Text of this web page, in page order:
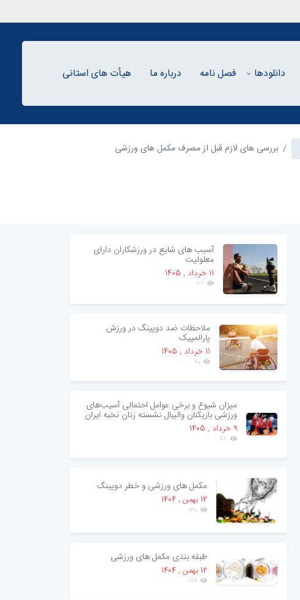
دانلودها فصل نامه درباره ما هیأت های استانی
بررسی های لازم قبل از مصرف مکمل های ورزشی
آسیب های شایع در ورزشکاران دارای
معلولیت
11 خرداد , 1405
66
ملاحظات ضد دوپینگ در ورزش
پارالمپیک
11 خرداد , 1405
80
میزان شیوع و برخی عوامل احتمالی آسیب‌های
ورزشی بازیکنان والیبال نشسته زنان نخبه ایران
9 خرداد , 1405
56
مکمل های ورزشی و خطر دوپینگ
12 بهمن , 1404
130
طبقه بندی مکمل های ورزشی
12 بهمن , 1404
177